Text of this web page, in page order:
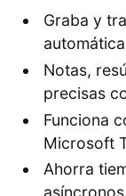
Graba y
Notas,
precisas
Funciona
Microsoft
Ahorra